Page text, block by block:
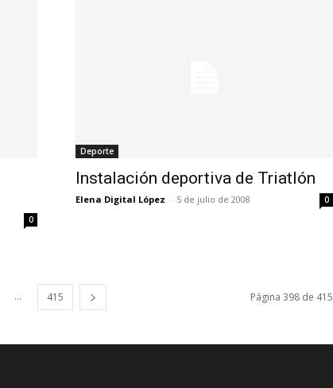
0
Deporte
Instalación deportiva de Triatlón
Elena Digital López - 5 de julio de 2008 0
... 415 Página 398 de 415